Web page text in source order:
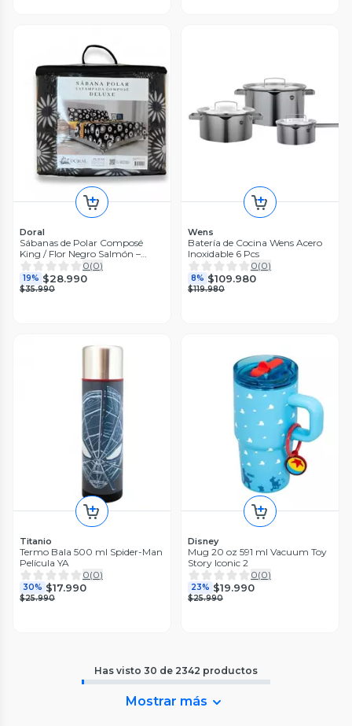
Doral
Sábanas de Polar Composé
King / Flor Negro Salmón –
Doral
0(0)
19% $28.990
$35.990
Wens
Batería de Cocina Wens Acero
Inoxidable 6 Pcs
0(0)
8% $109.980
$119.980
Titanio
Termo Bala 500 ml Spider-Man
Película YA
0(0)
30% $17.990
$25.990
Disney
Mug 20 oz 591 ml Vacuum Toy
Story Iconic 2
0(0)
23% $19.990
$25.990
Has visto 30 de 2342 productos
Mostrar más